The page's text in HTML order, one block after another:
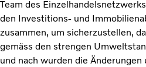
Team des
den Investitions- und
zusammen, um sicherzustellen,
gemäss den strengen
und nach wurden die